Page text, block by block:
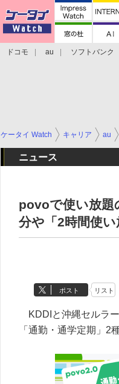
ドコモ au ソフトバンク
ケータイ Watch キャリア au
ニュース
povoで使い放題
分や「2時間使い
ポスト リスト
KDDIと沖縄セルラ
「通勤・通学定期」2